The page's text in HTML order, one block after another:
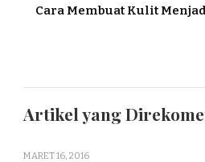
Cara Membuat Kulit
Artikel yang
MARET 16, 2016